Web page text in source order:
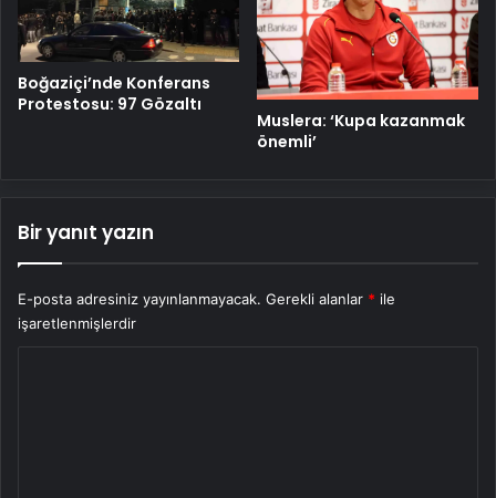
Boğaziçi’nde Konferans
Protestosu: 97 Gözaltı
Muslera: ‘Kupa kazanmak
önemli’
Bir yanıt yazın
E-posta adresiniz yayınlanmayacak. Gerekli alanlar * ile
işaretlenmişlerdir